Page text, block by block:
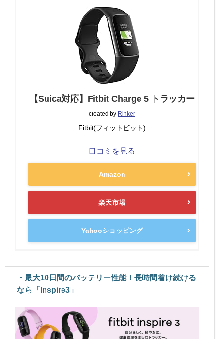
【Suica対応】Fitbit Charge 5 トラッカー
created by Rinker
Fitbit(フィットビット)
口コミを見る
Amazon
楽天市場
Yahooショッピング
・最大10日間のバッテリー性能！長時間着け続ける
なら「Inspire3」